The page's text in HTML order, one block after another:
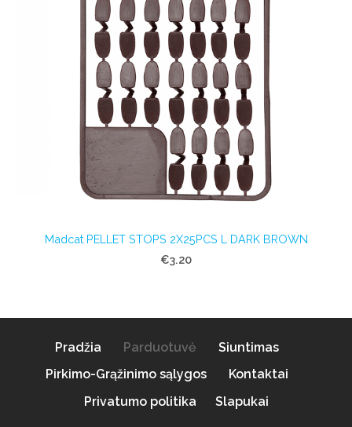
Madcat PELLET STOPS 2X25PCS L DARK BROWN
€3.20
Pradžia Parduotuvė
Siuntimas
Pirkimo-Grąžinimo sąlygos
Kontaktai
Privatumo politika
Slapukai